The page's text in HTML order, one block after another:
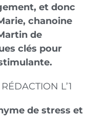
et donc
chanoine
de
clés pour
L’1
de stress et